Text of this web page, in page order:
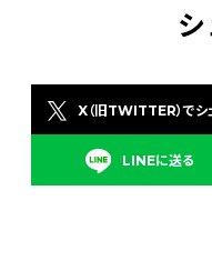
X（旧TWITTER）でシ
LINEに送る